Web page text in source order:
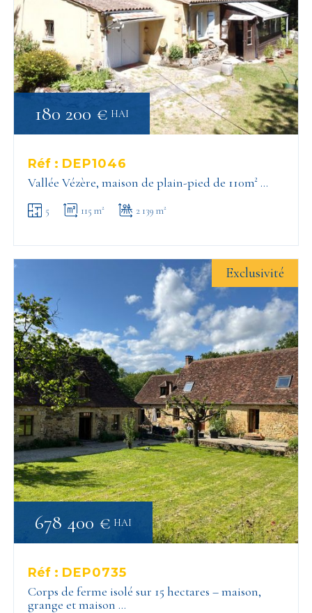
Réf : DEP1046
Vallée Vézère, maison de plain-pied de 110m² …
5 115 m² 2 139 m²
180 200 € HAI
Exclusivité
Réf : DEP0735
Corps de ferme isolé sur 15 hectares – maison,
grange et maison …
678 400 € HAI